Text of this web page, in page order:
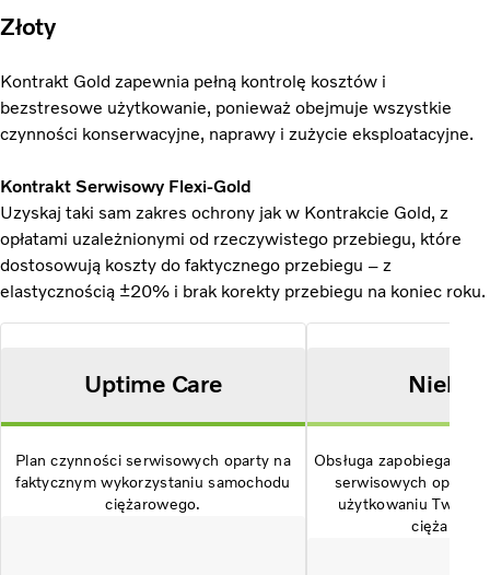
Złoty
Kontrakt Gold zapewnia pełną kontrolę kosztów i
bezstresowe użytkowanie, ponieważ obejmuje wszystkie
czynności konserwacyjne, naprawy i zużycie eksploatacyjne.
Kontrakt Serwisowy Flexi-Gold
Uzyskaj taki sam zakres ochrony jak w Kontrakcie Gold, z
opłatami uzależnionymi od rzeczywistego przebiegu, które
dostosowują koszty do faktycznego przebiegu – z
elastycznością ±20% i brak korekty przebiegu na koniec roku.
Uptime Care
Plan czynności serwisowych oparty na
faktycznym wykorzystaniu samochodu
ciężarowego.
Obsługa
serwisowych oparty
użytkowaniu